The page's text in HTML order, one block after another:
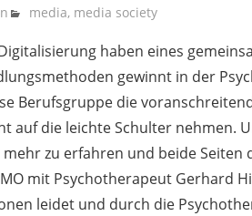
media, media society
haben eines
gewinnt in der
Berufsgruppe die
auf die leichte Schulter nehmen.
zu erfahren und beide Seiten
mit Psychotherapeut Gerhard
leidet und durch die